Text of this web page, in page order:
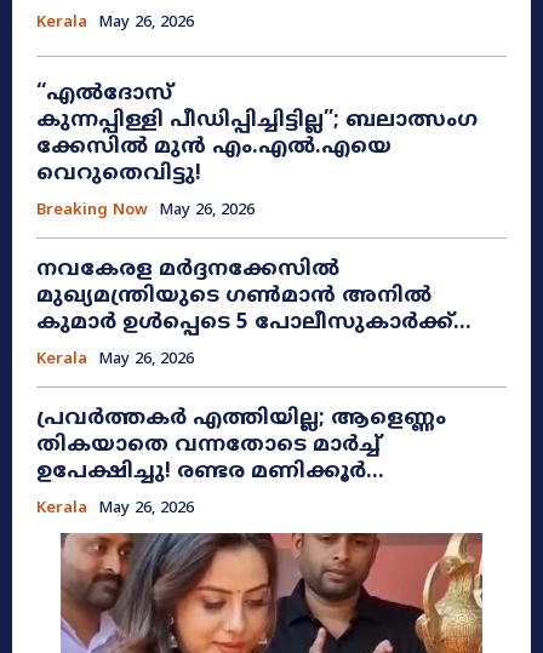
Kerala May 26, 2026
“എൽദോസ്
കുന്നപ്പിള്ളി പീഡിപ്പിച്ചിട്ടില്ല”; ബലാത്സംഗ
ക്കേസിൽ മുൻ എം.എൽ.എയെ
വെറുതെവിട്ടു!
Breaking Now May 26, 2026
നവകേരള മർദ്ദനക്കേസിൽ
മുഖ്യമന്ത്രിയുടെ ഗൺമാൻ അനിൽ
കുമാർ ഉൾപ്പെടെ 5 പോലീസുകാർക്ക്...
Kerala May 26, 2026
പ്രവർത്തകർ എത്തിയില്ല; ആളെണ്ണം
തികയാതെ വന്നതോടെ മാർച്ച്
ഉപേക്ഷിച്ചു! രണ്ടര മണിക്കൂർ...
Kerala May 26, 2026